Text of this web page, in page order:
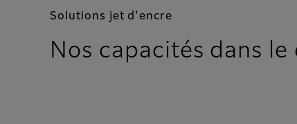
Solutions jet d'encre
Nos capacités dans